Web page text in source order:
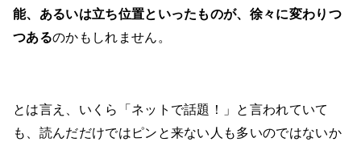
能、あるいは立ち位置といったものが、徐々に変わりつ
つあるのかもしれません。
とは言え、いくら「ネットで話題！」と言われていて
も、読んだだけではピンと来ない人も多いのではないか